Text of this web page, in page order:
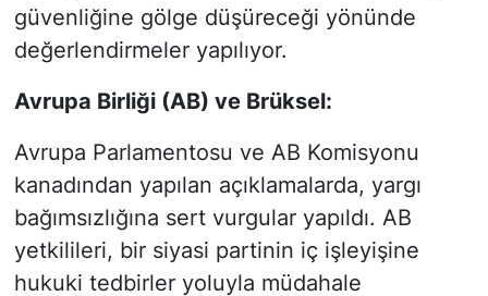
güvenliğine gölge düşüreceği yönünde
değerlendirmeler yapılıyor.
Avrupa Birliği (AB) ve Brüksel:
Avrupa Parlamentosu ve AB Komisyonu
kanadından yapılan açıklamalarda, yargı
bağımsızlığına sert vurgular yapıldı. AB
yetkilileri, bir siyasi partinin iç işleyişine
hukuki tedbirler yoluyla müdahale